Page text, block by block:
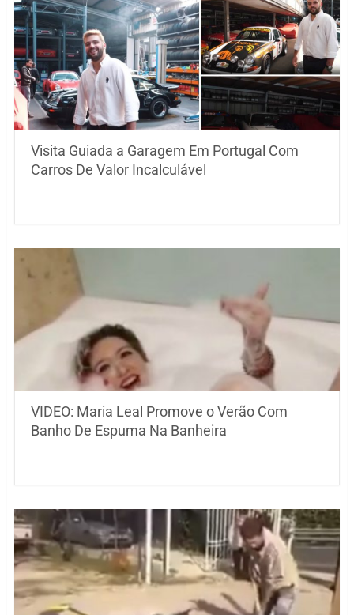
Visita Guiada a Garagem Em Portugal Com
Carros De Valor Incalculável
VIDEO: Maria Leal Promove o Verão Com
Banho De Espuma Na Banheira